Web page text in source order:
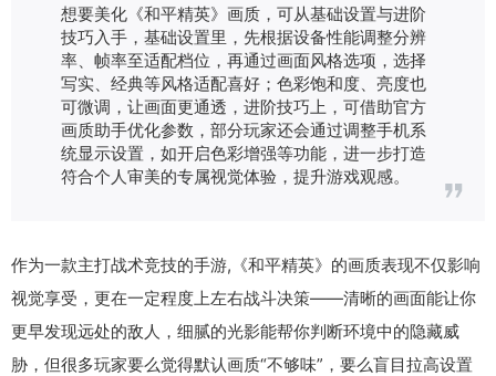
想要美化《和平精英》画质，可从基础设置与进阶
技巧入手，基础设置里，先根据设备性能调整分辨
率、帧率至适配档位，再通过画面风格选项，选择
写实、经典等风格适配喜好；色彩饱和度、亮度也
可微调，让画面更通透，进阶技巧上，可借助官方
画质助手优化参数，部分玩家还会通过调整手机系
统显示设置，如开启色彩增强等功能，进一步打造
符合个人审美的专属视觉体验，提升游戏观感。
作为一款主打战术竞技的手游,《和平精英》的画质表现不仅影响
视觉享受，更在一定程度上左右战斗决策——清晰的画面能让你
更早发现远处的敌人，细腻的光影能帮你判断环境中的隐藏威
胁，但很多玩家要么觉得默认画质“不够味”，要么盲目拉高设置